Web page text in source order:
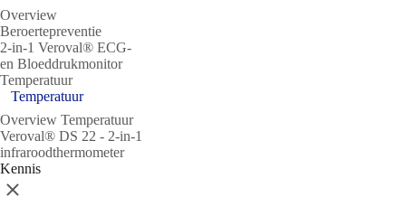
Overview
Beroertepreventie
2-in-1 Veroval® ECG-
en Bloeddrukmonitor
Temperatuur
Temperatuur
Overview Temperatuur
Veroval® DS 22 - 2-in-1
infraroodthermometer
Kennis
Sluit